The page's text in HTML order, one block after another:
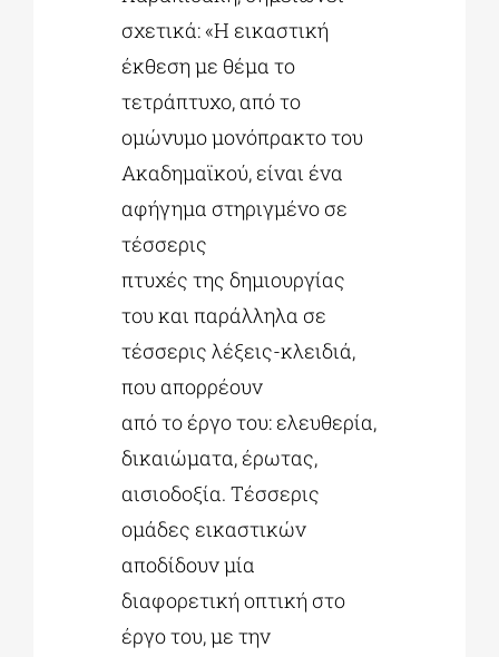
σχετικά: «Η εικαστική
έκθεση με θέμα το
τετράπτυχο, από το
ομώνυμο μονόπρακτο του
Ακαδημαϊκού, είναι ένα
αφήγημα στηριγμένο σε
τέσσερις
πτυχές της δημιουργίας
του και παράλληλα σε
τέσσερις λέξεις-κλειδιά,
που απορρέουν
από το έργο του: ελευθερία,
δικαιώματα, έρωτας,
αισιοδοξία. Τέσσερις
ομάδες εικαστικών
αποδίδουν μία
διαφορετική οπτική στο
έργο του, με την